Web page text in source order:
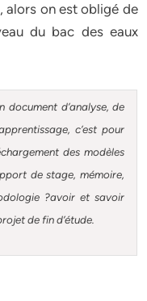
alors on est obligé de
du bac des eaux
d’analyse, de
c’est pour
des modèles
de stage, mémoire,
?avoir et savoir
de fin d’étude